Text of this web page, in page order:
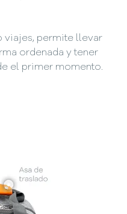
viajes, permite llevar
ordenada y tener
el primer momento.